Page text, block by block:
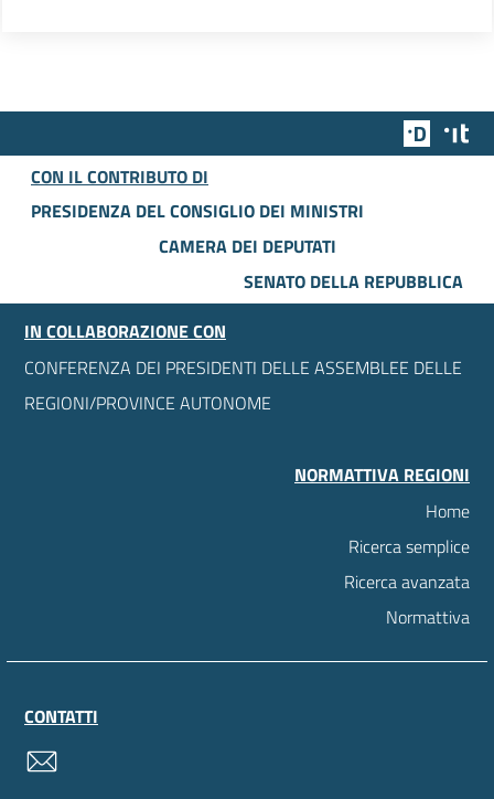
Team
CON IL CONTRIBUTO DI
PRESIDENZA DEL CONSIGLIO DEI MINISTRI
CAMERA DEI DEPUTATI
SENATO DELLA REPUBBLICA
IN COLLABORAZIONE CON
CONFERENZA DEI PRESIDENTI DELLE ASSEMBLEE DELLE
REGIONI/PROVINCE AUTONOME
NORMATTIVA REGIONI
Home
Ricerca semplice
Ricerca avanzata
Normattiva
CONTATTI